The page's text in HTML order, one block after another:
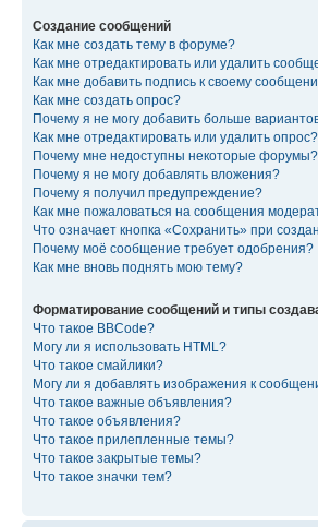
Создание сообщений
Как мне создать тему в форуме?
Как мне отредактировать или удалить
Как мне добавить подпись к своему
Как мне создать опрос?
Почему я не могу добавить больше
Как мне отредактировать или удалить опрос?
Почему мне недоступны некоторые форумы?
Почему я не могу добавлять вложения?
Почему я получил предупреждение?
Как мне пожаловаться на сообщения
Что означает кнопка «Сохранить» при
Почему моё сообщение требует одобрения?
Как мне вновь поднять мою тему?
Форматирование сообщений и типы
Что такое BBCode?
Могу ли я использовать HTML?
Что такое смайлики?
Могу ли я добавлять изображения к
Что такое важные объявления?
Что такое объявления?
Что такое прилепленные темы?
Что такое закрытые темы?
Что такое значки тем?